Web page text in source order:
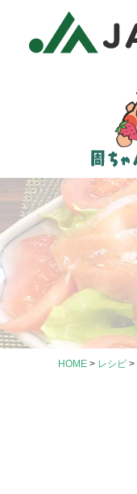
HOME > レシピ >